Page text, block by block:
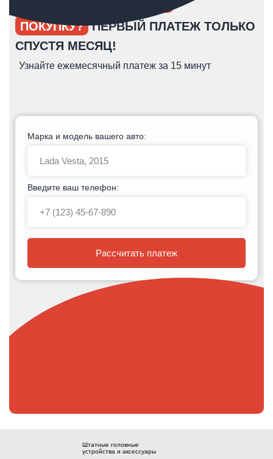
ПОКУПКУ? ПЕРВЫЙ ПЛАТЕЖ ТОЛЬКО
СПУСТЯ МЕСЯЦ!
Узнайте ежемесячный платеж за 15 минут
Марка и модель вашего авто:
Введите ваш телефон:
Рассчитать платеж
Штатные головные
устройства и аксессуары